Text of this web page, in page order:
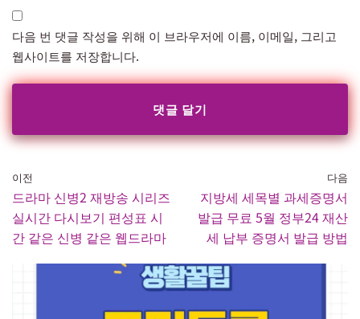
다음 번 댓글 작성을 위해 이 브라우저에 이름, 이메일, 그리고
웹사이트를 저장합니다.
이전
드라마 신병2 재방송 시리즈
실시간 다시보기 편성표 시
간 같은 신병 같은 웹드라마
다음
지방세 세목별 과세증명서
발급 무료 5월 정부24 재산
세 납부 증명서 발급 방법